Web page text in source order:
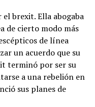
brexit. Ella abogaba
de cierto modo más
de línea
un acuerdo que su
terminó por ser su
a una rebelión en
sus planes de